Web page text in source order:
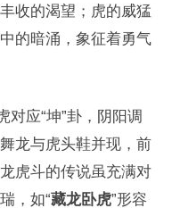
收的渴望；虎的威猛
的暗涌，象征着勇气
对应“坤”卦，阴阳调
龙与虎头鞋并现，前
虎斗的传说虽充满对
，如“藏龙卧虎”形容